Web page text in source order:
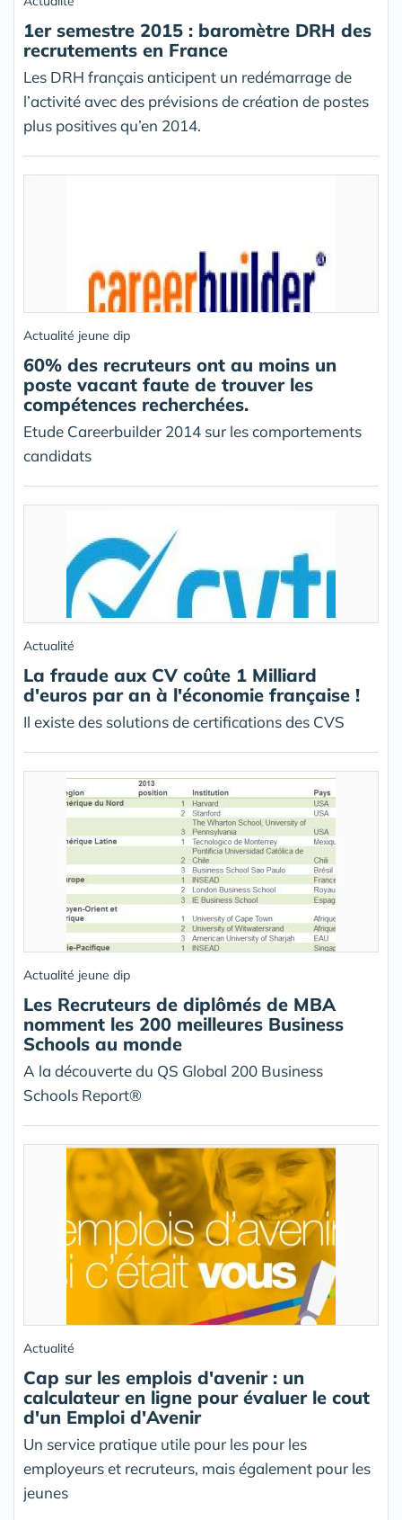
1er semestre 2015 : baromètre DRH des
recrutements en France
Les DRH français anticipent un redémarrage de
l’activité avec des prévisions de création de postes
plus positives qu’en 2014.
Actualité jeune dip
60% des recruteurs ont au moins un
poste vacant faute de trouver les
compétences recherchées.
Etude Careerbuilder 2014 sur les comportements
candidats
Actualité
La fraude aux CV coûte 1 Milliard
d'euros par an à l'économie française !
Il existe des solutions de certifications des CVS
Actualité jeune dip
Les Recruteurs de diplômés de MBA
nomment les 200 meilleures Business
Schools au monde
A la découverte du QS Global 200 Business
Schools Report®
Actualité
Cap sur les emplois d'avenir : un
calculateur en ligne pour évaluer le cout
d'un Emploi d'Avenir
Un service pratique utile pour les pour les
employeurs et recruteurs, mais également pour les
jeunes